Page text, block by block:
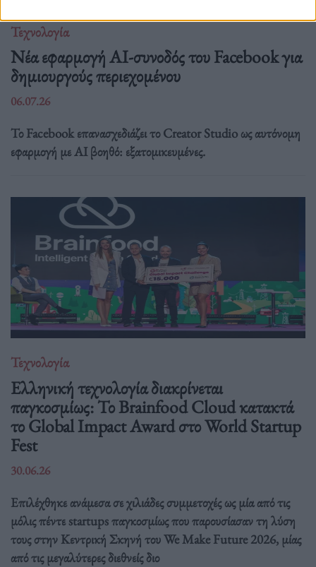
Τεχνολογία
Νέα εφαρμογή AI-συνοδός του Facebook για
δημιουργούς περιεχομένου
06.07.26
Το Facebook επανασχεδιάζει το Creator Studio ως αυτόνομη
εφαρμογή με AI βοηθό: εξατομικευμένες.
Τεχνολογία
Ελληνική τεχνολογία διακρίνεται
παγκοσμίως: Το Brainfood Cloud κατακτά
το Global Impact Award στο World Startup
Fest
30.06.26
Επιλέχθηκε ανάμεσα σε χιλιάδες συμμετοχές ως μία από τις
μόλις πέντε startups παγκοσμίως που παρουσίασαν τη λύση
τους στην Κεντρική Σκηνή του We Make Future 2026, μίας
από τις μεγαλύτερες διεθνείς διο